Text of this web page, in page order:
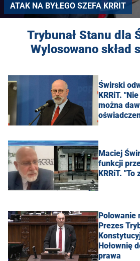
ATAK NA BYŁEGO SZEFA KRRIT
Trybunał Stanu dla
Wylosowano skład
Świrski
KRRiT.
można
Maciej
funkcji
KRRiT.
Polowanie
Prezes
Hołownię
prawa